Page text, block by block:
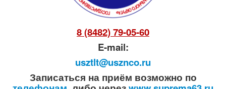
8 (8482) 79-05-60
E-mail:
usztlt@usznco.ru
Записаться на приём возможно по